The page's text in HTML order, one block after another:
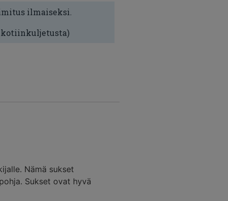
ilmaiseksi.
kotiinkuljetusta)
Nämä sukset
Sukset ovat hyvä